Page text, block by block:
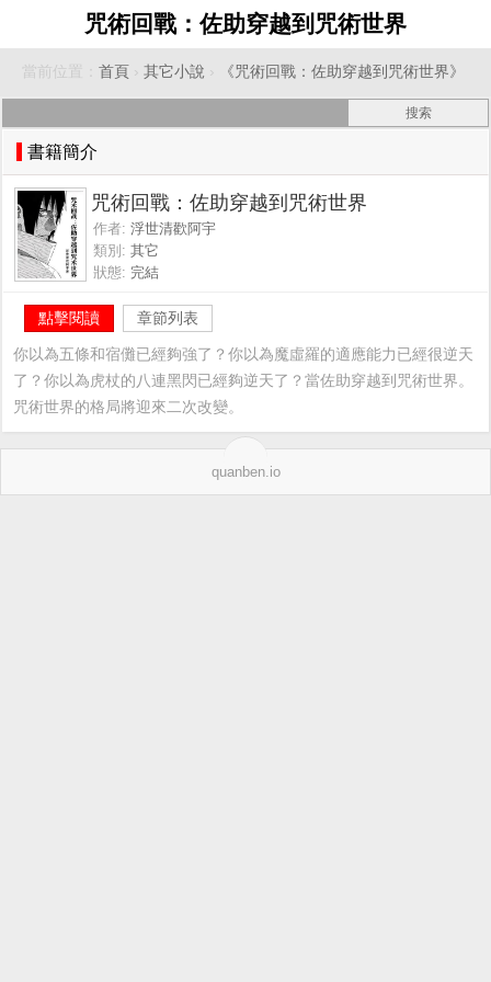
咒術回戰：佐助穿越到咒術世界
當前位置： 首頁 › 其它小說 › 《咒術回戰：佐助穿越到咒術世界》
書籍簡介
咒術回戰：佐助穿越到咒術世界
作者: 浮世清歡阿宇
類別: 其它
狀態: 完結
點擊閱讀 章節列表
你以為五條和宿儺已經夠強了？你以為魔虛羅的適應能力已經很逆天
了？你以為虎杖的八連黑閃已經夠逆天了？當佐助穿越到咒術世界。
咒術世界的格局將迎來二次改變。
quanben.io